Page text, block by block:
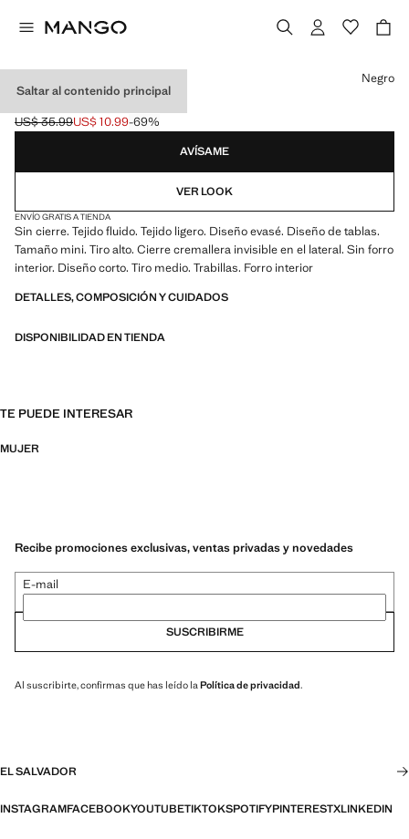
Saltar al contenido principal
MINIFALDA TABLAS
Precio inicial tachado [US$ 35.99 ]
US$ 35.99
Precio actual [US$ 10.99 ]
US$ 10.99-69%
Selecciona un color
Negro
AVÍSAME
VER LOOK
ENVÍO GRATIS A TIENDA
Sin cierre. Tejido fluido. Tejido ligero. Diseño evasé. Diseño de tablas.
Tamaño mini. Tiro alto. Cierre cremallera invisible en el lateral. Sin forro
interior. Diseño corto. Tiro medio. Trabillas. Forro interior
DETALLES, COMPOSICIÓN Y CUIDADOS
DISPONIBILIDAD EN TIENDA
TE PUEDE INTERESAR
MUJER
Recibe promociones exclusivas, ventas privadas y novedades
E-mail
SUSCRIBIRME
Al suscribirte, confirmas que has leído la Política de privacidad.
EL SALVADOR
INSTAGRAMFACEBOOKYOUTUBETIKTOKSPOTIFYPINTERESTXLINKEDIN